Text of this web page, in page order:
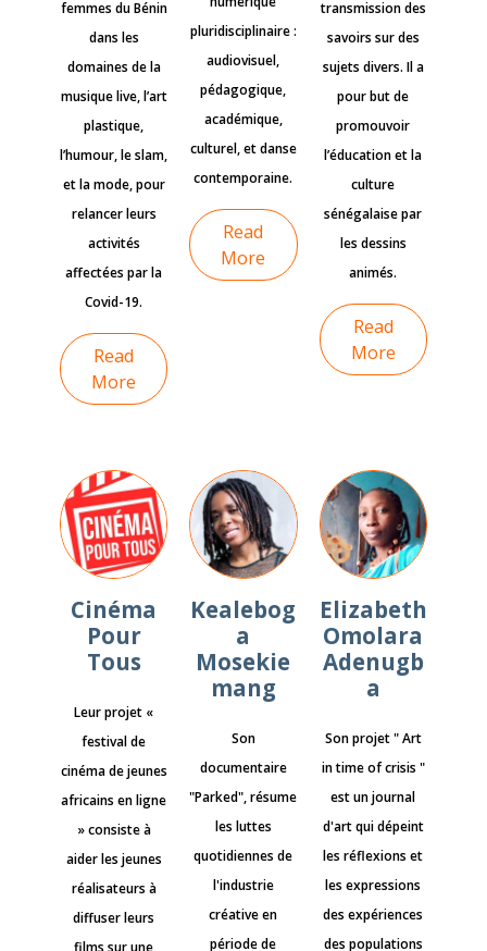
femmes du Bénin
dans les
domaines de la
musique live, l’art
plastique,
l’humour, le slam,
et la mode, pour
relancer leurs
activités
affectées par la
Covid-19.
Read
More
pluridisciplinaire :
audiovisuel,
pédagogique,
académique,
culturel, et danse
contemporaine.
Read
More
transmission des
savoirs sur des
sujets divers. Il a
pour but de
promouvoir
l’éducation et la
culture
sénégalaise par
les dessins
animés.
Read
More
Cinéma
Pour
Tous
Leur projet «
festival de
cinéma de jeunes
africains en ligne
» consiste à
aider les jeunes
réalisateurs à
diffuser leurs
films sur une
Kealebog
a
Mosekie
mang
Son
documentaire
"Parked", résume
les luttes
quotidiennes de
l'industrie
créative en
période de
Elizabeth
Omolara
Adenugb
a
Son projet " Art
in time of crisis "
est un journal
d'art qui dépeint
les réflexions et
les expressions
des expériences
des populations